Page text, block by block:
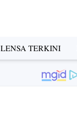
LENSA TERKINI